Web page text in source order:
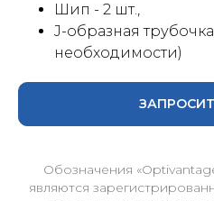
Шип - 2 шт.,
J-образная
необходимости)
Обозначения
являются